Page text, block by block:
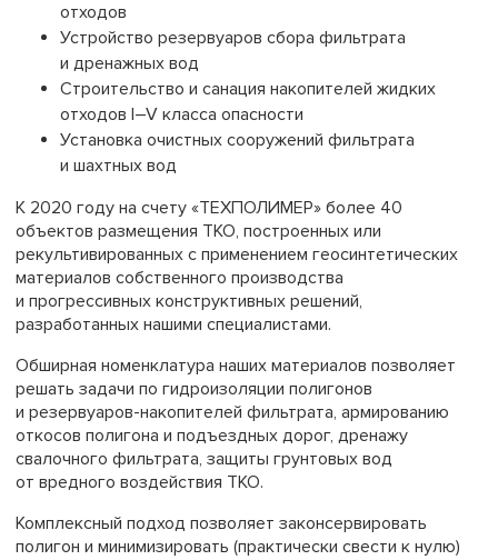
отходов
Устройство резервуаров сбора фильтрата
и дренажных вод
Строительство и санация накопителей жидких
отходов I–V класса опасности
Установка очистных сооружений фильтрата
и шахтных вод
К 2020 году на счету «ТЕХПОЛИМЕР» более 40
объектов размещения ТКО, построенных или
рекультивированных с применением геосинтетических
материалов собственного производства
и прогрессивных конструктивных решений,
разработанных нашими специалистами.
Обширная номенклатура наших материалов позволяет
решать задачи по гидроизоляции полигонов
и резервуаров-накопителей фильтрата, армированию
откосов полигона и подъездных дорог, дренажу
свалочного фильтрата, защиты грунтовых вод
от вредного воздействия ТКО.
Комплексный подход позволяет законсервировать
полигон и минимизировать (практически свести к нулю)